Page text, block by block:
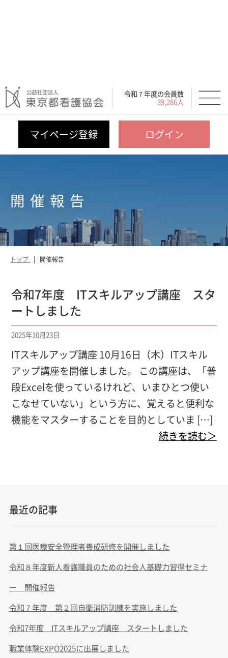
令和７年度の会員数
39,286人
マイページ登録 ログイン
開催報告
トップ 開催報告
令和7年度 ITスキルアップ講座 スタ
ートしました
2025年10月23日
ITスキルアップ講座 10月16日（木）ITスキル
アップ講座を開催しました。 この講座は、「普
段Excelを使っているけれど、いまひとつ使い
こなせていない」という方に、覚えると便利な
機能をマスターすることを目的としていま […]
続きを読む＞
最近の記事
第１回医療安全管理者養成研修を開催しました
令和８年度新人看護職員のための社会人基礎力習得セミナ
ー 開催報告
令和７年度 第２回自衛消防訓練を実施しました
令和7年度 ITスキルアップ講座 スタートしました
職業体験EXPO2025に出展しました